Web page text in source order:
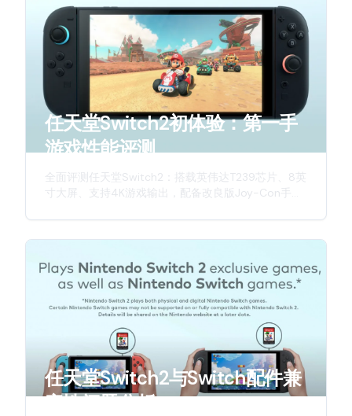
任天堂Switch2初体验：第一手
游戏性能评测
全面评测任天堂Switch2：搭载英伟达T239芯片、8英
寸大屏、支持4K游戏输出，配备改良版Joy-Con手
新一代游戏主机的硬件升级与创新特性。
任天堂Switch2与Switch配件兼
容性问题分析